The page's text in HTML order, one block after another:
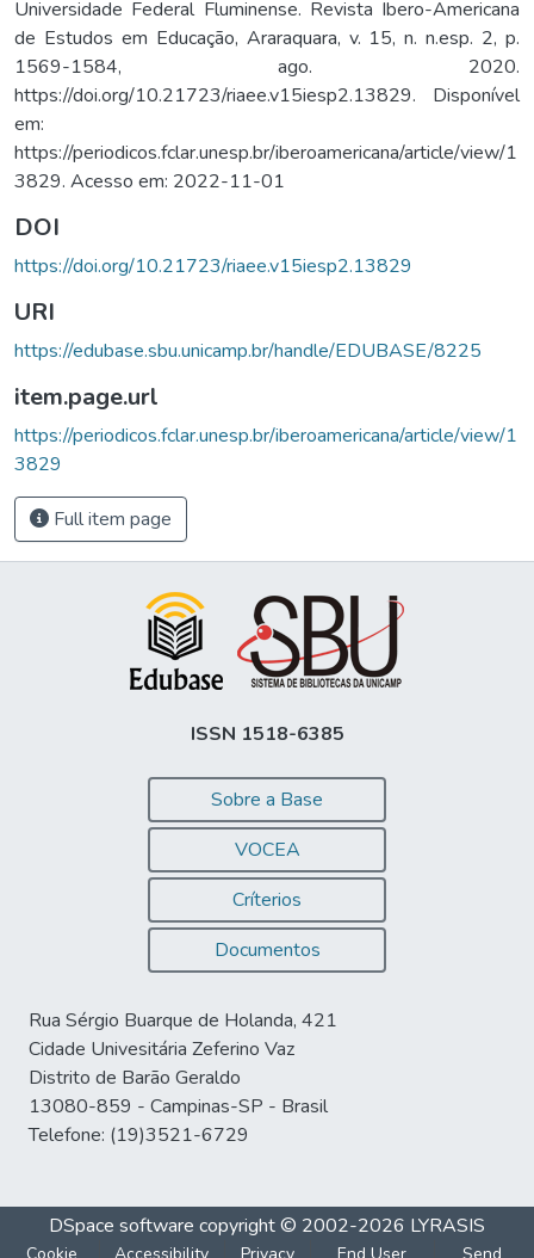
Universidade Federal Fluminense. Revista Ibero-Americana
de Estudos em Educação, Araraquara, v. 15, n. n.esp. 2, p.
1569-1584, ago. 2020.
https://doi.org/10.21723/riaee.v15iesp2.13829. Disponível
em:
https://periodicos.fclar.unesp.br/iberoamericana/article/view/1
3829. Acesso em: 2022-11-01
DOI
https://doi.org/10.21723/riaee.v15iesp2.13829
URI
https://edubase.sbu.unicamp.br/handle/EDUBASE/8225
item.page.url
https://periodicos.fclar.unesp.br/iberoamericana/article/view/1
3829
Full item page
ISSN 1518-6385
Sobre a Base
VOCEA
Críterios
Documentos
Rua Sérgio Buarque de Holanda, 421
Cidade Univesitária Zeferino Vaz
Distrito de Barão Geraldo
13080-859 - Campinas-SP - Brasil
Telefone: (19)3521-6729
DSpace software copyright © 2002-2026 LYRASIS